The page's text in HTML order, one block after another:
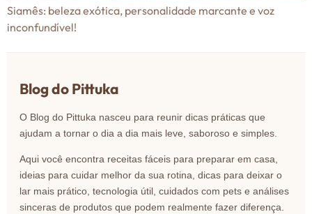
Siamês: beleza exótica, personalidade marcante e voz
inconfundível!
Blog do Pittuka
O Blog do Pittuka nasceu para reunir dicas práticas que
ajudam a tornar o dia a dia mais leve, saboroso e simples.
Aqui você encontra receitas fáceis para preparar em casa,
ideias para cuidar melhor da sua rotina, dicas para deixar o
lar mais prático, tecnologia útil, cuidados com pets e análises
sinceras de produtos que podem realmente fazer diferença.